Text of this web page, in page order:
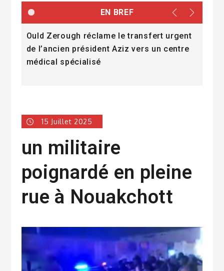
EN BREF
Ould Zerough réclame le transfert urgent
de l’ancien président Aziz vers un centre
médical spécialisé
15 Juillet 2025
un militaire
poignardé en pleine
rue à Nouakchott